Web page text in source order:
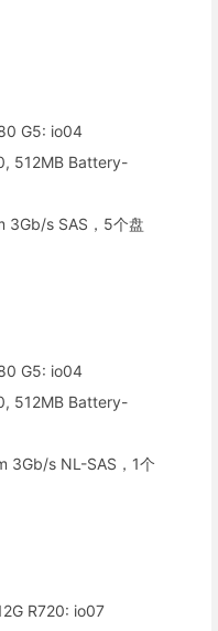
G5: io04
512MB Battery-
3Gb/s SAS，5个盘
G5: io04
512MB Battery-
3Gb/s NL-SAS，1个
R720: io07